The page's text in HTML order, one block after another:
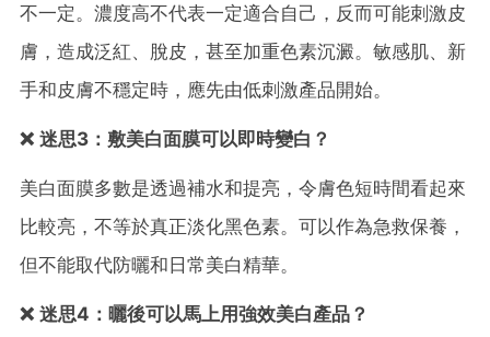
不一定。濃度高不代表一定適合自己，反而可能刺激皮
膚，造成泛紅、脫皮，甚至加重色素沉澱。敏感肌、新
手和皮膚不穩定時，應先由低刺激產品開始。
❌ 迷思3：敷美白面膜可以即時變白？
美白面膜多數是透過補水和提亮，令膚色短時間看起來
比較亮，不等於真正淡化黑色素。可以作為急救保養，
但不能取代防曬和日常美白精華。
❌ 迷思4：曬後可以馬上用強效美白產品？